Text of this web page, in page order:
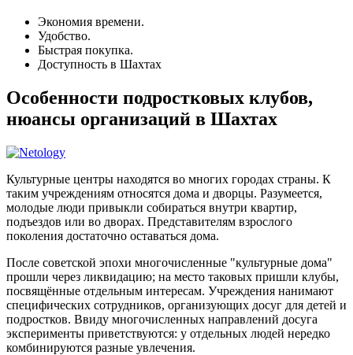
Экономия времени.
Удобство.
Быстрая покупка.
Доступность в Шахтах
Особенности подростковых клубов,
нюансы организаций в Шахтах
Культурные центры находятся во многих городах страны. К
таким учреждениям относятся дома и дворцы. Разумеется,
молодые люди привыкли собираться внутри квартир,
подъездов или во дворах. Представителям взрослого
поколения достаточно оставаться дома.
После советской эпохи многочисленные "культурные дома"
прошли через ликвидацию; на место таковых пришли клубы,
посвящённые отдельным интересам. Учреждения нанимают
специфических сотрудников, организующих досуг для детей и
подростков. Ввиду многочисленных направлений досуга
эксперименты приветствуются: у отдельных людей нередко
комбинируются разные увлечения.